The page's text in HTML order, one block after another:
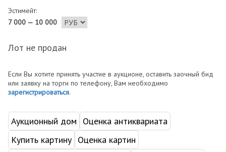
Эстимейт:
7 000 — 10 000
Лот не продан
Если Вы хотите принять участие в аукционе, оставить заочный бид
или заявку на торги по телефону, Вам необходимо
зарегистрироваться.
Аукционный дом
Оценка антиквариата
Купить картину Оценка картин